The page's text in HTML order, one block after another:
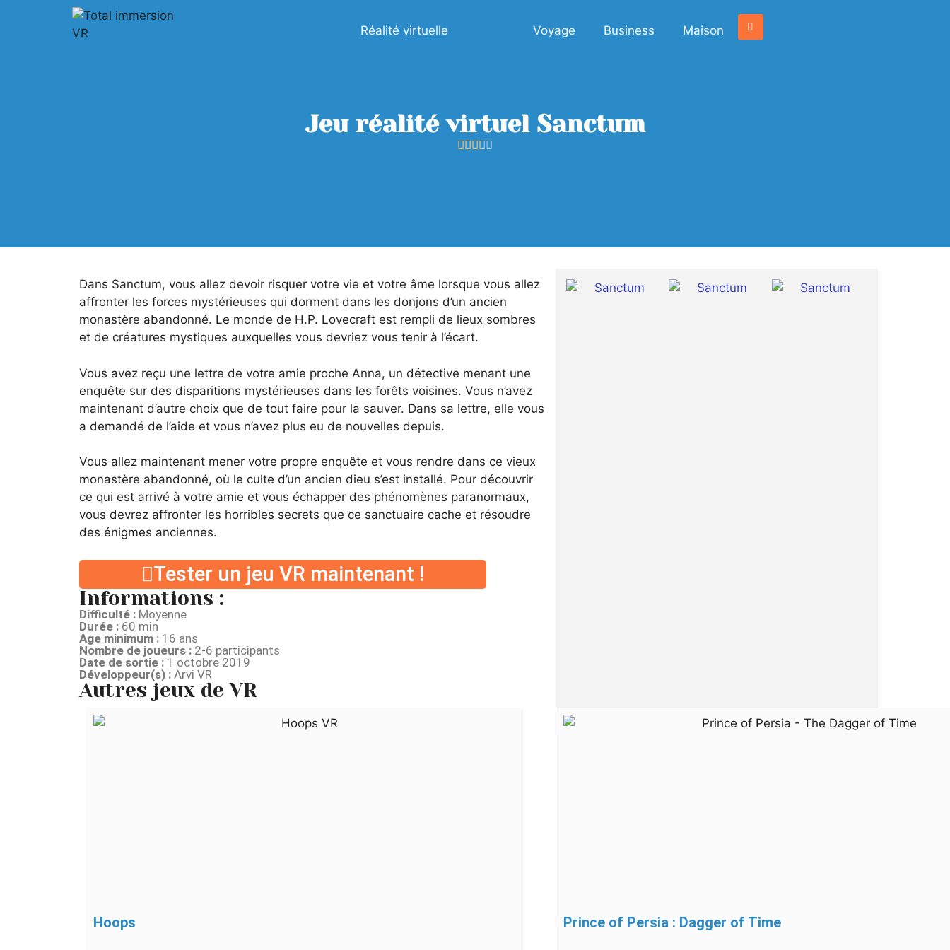
Réalité virtuelle Voyage Business Maison
Jeu réalité virtuel Sanctum

Dans Sanctum, vous allez devoir risquer votre vie et votre âme lorsque vous allez
affronter les forces mystérieuses qui dorment dans les donjons d’un ancien
monastère abandonné. Le monde de H.P. Lovecraft est rempli de lieux sombres
et de créatures mystiques auxquelles vous devriez vous tenir à l’écart.
Vous avez reçu une lettre de votre amie proche Anna, un détective menant une
enquête sur des disparitions mystérieuses dans les forêts voisines. Vous n’avez
maintenant d’autre choix que de tout faire pour la sauver. Dans sa lettre, elle vous
a demandé de l’aide et vous n’avez plus eu de nouvelles depuis.
Vous allez maintenant mener votre propre enquête et vous rendre dans ce vieux
monastère abandonné, où le culte d’un ancien dieu s’est installé. Pour découvrir
ce qui est arrivé à votre amie et vous échapper des phénomènes paranormaux,
vous devrez affronter les horribles secrets que ce sanctuaire cache et résoudre
des énigmes anciennes.
Tester un jeu VR maintenant !
Informations :
Difficulté : Moyenne
Durée : 60 min
Age minimum : 16 ans
Nombre de joueurs : 2-6 participants
Date de sortie : 1 octobre 2019
Développeur(s) : Arvi VR
Autres jeux de VR
Hoops Prince of Persia : Dagger of Time